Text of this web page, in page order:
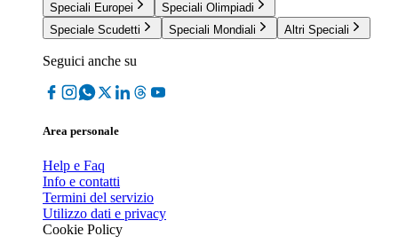
Speciali Europei
Speciali Olimpiadi
Speciale Scudetti
Speciali Mondiali Altri Speciali
Seguici anche su
Area personale
Help e Faq
Info e contatti
Termini del servizio
Utilizzo dati e privacy
Cookie Policy